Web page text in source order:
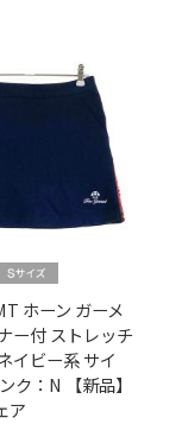
ホーン ガーメ
ー付 ストレッチ
イビー系 サイ
ク：N 【新品】
ア